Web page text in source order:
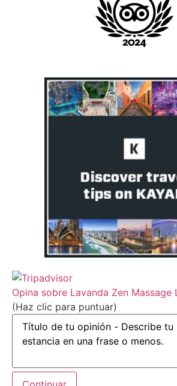
Opina sobre Lavanda Zen Massage
(Haz clic para puntuar)